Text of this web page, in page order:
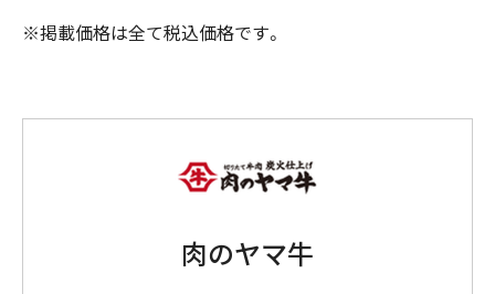
※掲載価格は全て税込価格です。
肉のヤマ牛